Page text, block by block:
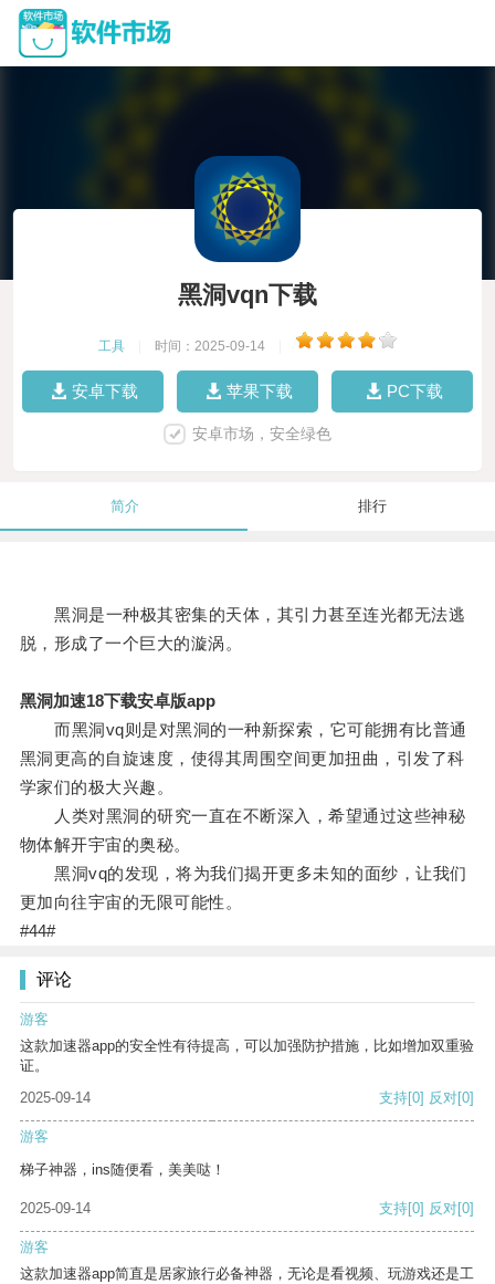
黑洞vqn下载
工具 时间：2025-09-14
安卓下载 苹果下载 PC下载
安卓市场，安全绿色
简介 排行
黑洞是一种极其密集的天体，其引力甚至连光都无法逃
脱，形成了一个巨大的漩涡。
黑洞加速18下载安卓版app
而黑洞vq则是对黑洞的一种新探索，它可能拥有比普通
黑洞更高的自旋速度，使得其周围空间更加扭曲，引发了科
学家们的极大兴趣。
人类对黑洞的研究一直在不断深入，希望通过这些神秘
物体解开宇宙的奥秘。
黑洞vq的发现，将为我们揭开更多未知的面纱，让我们
更加向往宇宙的无限可能性。
#44#
评论
游客
这款加速器app的安全性有待提高，可以加强防护措施，比如增加双重验
证。
2025-09-14
支持[0] 反对[0]
游客
梯子神器，ins随便看，美美哒！
2025-09-14 支持[0] 反对[0]
游客
这款加速器app简直是居家旅行必备神器，无论是看视频、玩游戏还是工